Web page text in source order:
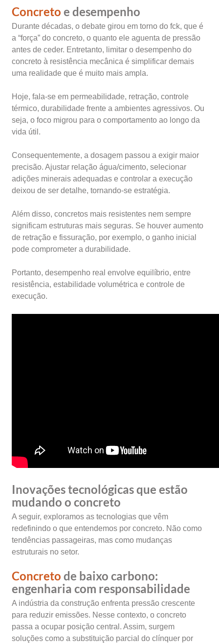
Concreto e desempenho
Durante décadas, o debate girou em torno do fck, que é
a “força” do concreto, o quanto ele aguenta de pressão
antes de ceder. Entretanto, limitar o desempenho do
concreto à resistência mecânica é simplificar demais
uma realidade que é muito mais ampla.
Hoje, fala-se em permeabilidade, retração, controle
térmico, durabilidade frente a ambientes agressivos. Ou
seja, o foco migrou para o comportamento ao longo da
vida útil.
Consequentemente, a dosagem passou a exigir maior
precisão. Ajustar relação água/cimento, selecionar
adições minerais adequadas e controlar a execução
deixou de ser detalhe, tornando-se estratégia.
Além disso, concretos mais resistentes nem sempre
significam estruturas mais seguras. Se houver aumento
de retração e fissuração, por exemplo, o ganho inicial
pode comprometer a durabilidade.
Portanto, desempenho real envolve equilíbrio, entre
resistência, estabilidade volumétrica e controle de
execução.
Inovações tecnológicas que estão
mudando o concreto
A seguir, exploramos as tecnologias que vêm
redefinindo o que entendemos por concreto. Não como
tendências passageiras, mas como mudanças
estruturais no setor.
Concreto de baixo carbono:
engenharia com responsabilidade
A indústria da construção enfrenta pressão crescente
para reduzir emissões. Nesse contexto, o concreto
passa a ocupar posição central. Assim, surgem
soluções como a substituição parcial do clínquer por